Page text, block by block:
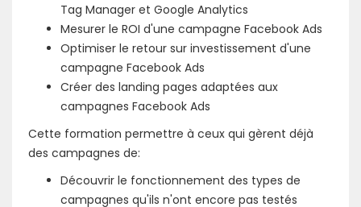
Tag Manager et Google Analytics
Mesurer le ROI d'une campagne Facebook Ads
Optimiser le retour sur investissement d'une
campagne Facebook Ads
Créer des landing pages adaptées aux
campagnes Facebook Ads
Cette formation permettre à ceux qui gèrent déjà
des campagnes de:
Découvrir le fonctionnement des types de
campagnes qu'ils n'ont encore pas testés